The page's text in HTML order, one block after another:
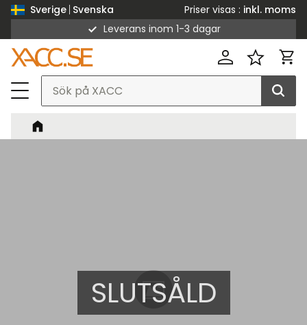
Sverige Svenska Priser visas
inkl. moms
Leverans inom 1-3 dagar
SLUTSÅLD